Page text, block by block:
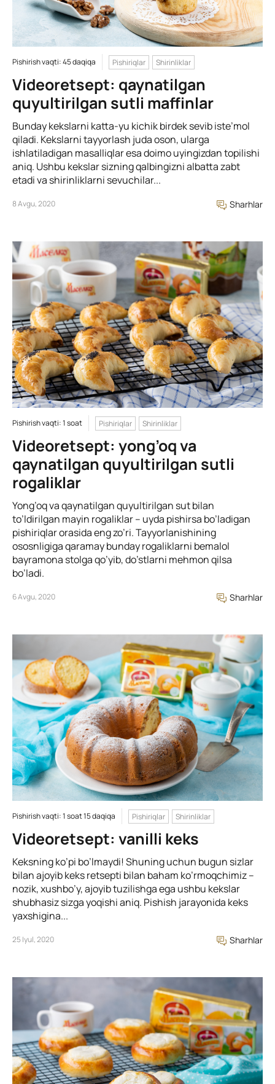
Pishirish vaqti: 45 daqiqa Pishiriqlar Shirinliklar
Videoretsept: qaynatilgan
quyultirilgan sutli maffinlar
Bunday kekslarni katta-yu kichik birdek sevib iste’mol
qiladi. Kekslarni tayyorlash juda oson, ularga
ishlatiladigan masalliqlar esa doimo uyingizdan topilishi
aniq. Ushbu kekslar sizning qalbingizni albatta zabt
etadi va shirinliklarni sevuchilar...
8 Avgu, 2020 Sharhlar
Pishirish vaqti: 1 soat Pishiriqlar Shirinliklar
Videoretsept: yong’oq va
qaynatilgan quyultirilgan sutli
rogaliklar
Yong’oq va qaynatilgan quyultirilgan sut bilan
to’ldirilgan mayin rogaliklar – uyda pishirsa bo’ladigan
pishiriqlar orasida eng zo’ri. Tayyorlanishining
ososnligiga qaramay bunday rogaliklarni bemalol
bayramona stolga qo’yib, do’stlarni mehmon qilsa
bo’ladi.
6 Avgu, 2020 Sharhlar
Pishirish vaqti: 1 soat 15 daqiqa Pishiriqlar Shirinliklar
Videoretsept: vanilli keks
Keksning ko’pi bo’lmaydi! Shuning uchun bugun sizlar
bilan ajoyib keks retsepti bilan baham ko’rmoqchimiz –
nozik, xushbo’y, ajoyib tuzilishga ega ushbu kekslar
shubhasiz sizga yoqishi aniq. Pishish jarayonida keks
yaxshigina...
25 Iyul, 2020 Sharhlar